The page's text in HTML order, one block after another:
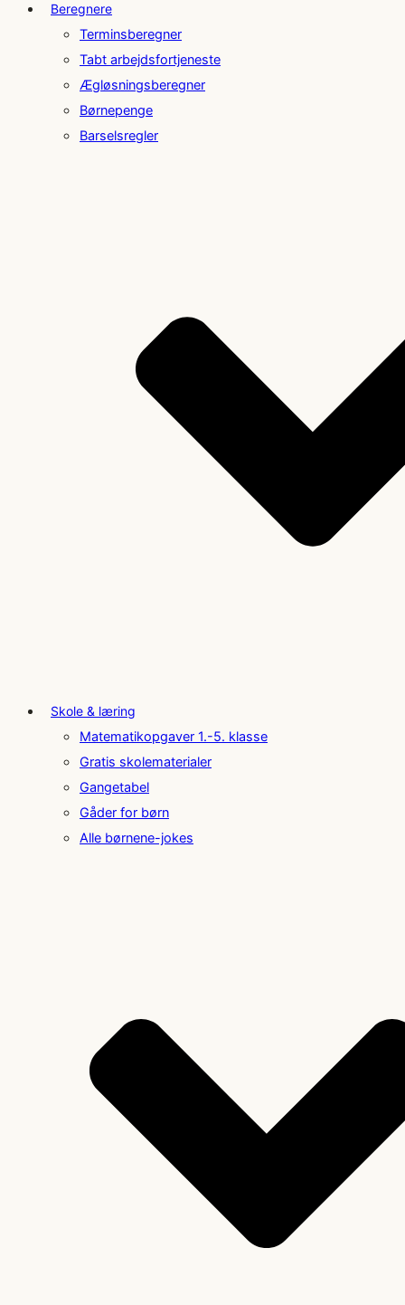
Beregnere
Terminsberegner
Tabt arbejdsfortjeneste
Ægløsningsberegner
Børnepenge
Barselsregler
Skole & læring
Matematikopgaver 1.-5. klasse
Gratis skolematerialer
Gangetabel
Gåder for børn
Alle børnene-jokes